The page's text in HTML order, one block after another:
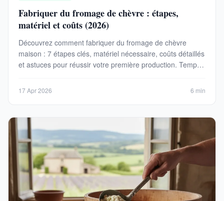
Fabriquer du fromage de chèvre : étapes,
matériel et coûts (2026)
Découvrez comment fabriquer du fromage de chèvre
maison : 7 étapes clés, matériel nécessaire, coûts détaillés
et astuces pour réussir votre première production. Temps :
17 Apr 2026 6 min